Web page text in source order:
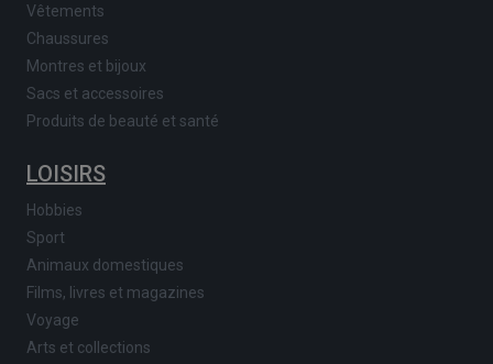
Vêtements
Chaussures
Montres et bijoux
Sacs et accessoires
Produits de beauté et santé
LOISIRS
Hobbies
Sport
Animaux domestiques
Films, livres et magazines
Voyage
Arts et collections